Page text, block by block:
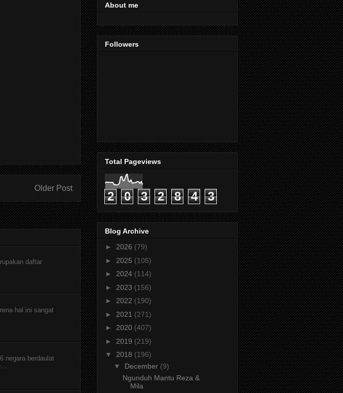
Older Post
daftar
hal ini sangat
negara berdaulat
About me
Followers
Total Pageviews
2 0 3 2 8 4 3
Blog Archive
► 2026 (79)
► 2025 (105)
► 2024 (114)
► 2023 (156)
► 2022 (190)
► 2021 (271)
► 2020 (407)
► 2019 (219)
▼ 2018 (196)
▼ December (9)
Ngunduh Mantu Reza &
Mila